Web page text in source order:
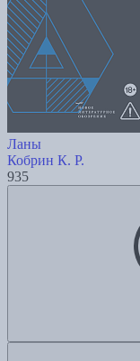
Ланы
Кобрин К. Р.
935